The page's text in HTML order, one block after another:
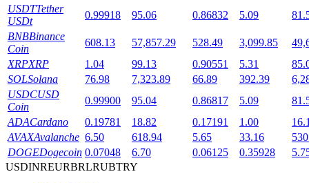
Launchpool
活期質押獲得熱門資產
USDTTether
USDt
0.99918 95.06 0.86832 5.09
BNBBinance
Coin
608.13 57,857.29 528.49 3,099.85
XRPXRP 1.04 99.13 0.90551 5.31
SOLSolana 76.98 7,323.89 66.89 392.39
USDCUSD
Coin
0.99900 95.04 0.86817 5.09
ADACardano 0.19781 18.82 0.17191 1.00
AVAXAvalanche 6.50 618.94 5.65 33.16
DOGEDogecoin 0.07048 6.70 0.06125 0.35928
USDINREURBRLRUBTRY